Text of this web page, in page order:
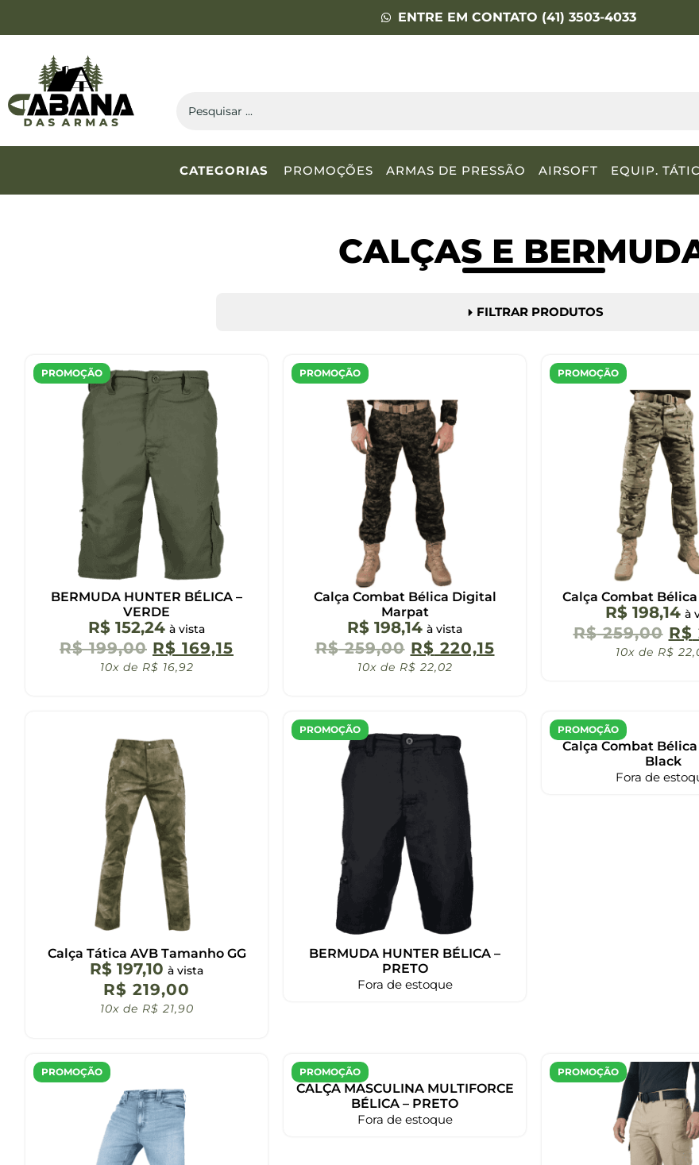
ENTRE EM CONTATO (41) 3503-4033
CATEGORIAS PROMOÇÕES ARMAS DE PRESSÃO AIRSOFT EQUIP.
CALÇAS E
FILTRAR PRODUTOS
PROMOÇÃO
BERMUDA HUNTER BÉLICA –
VERDE
R$ 152,24 à vista
R$199,00 R$ 169,15
10x de R$ 16,92
PROMOÇÃO
Calça Combat Bélica Digital
Marpat
R$ 198,14 à vista
R$259,00 R$ 220,15
10x de R$ 22,02
PROMOÇÃO
Calça Combat
R$ 198,14 à
R$259,00 R$
10x de R$
Calça Tática AVB Tamanho GG
R$ 197,10 à vista
R$ 219,00
10x de R$ 21,90
PROMOÇÃO
BERMUDA HUNTER BÉLICA –
PRETO
Fora de estoque
PROMOÇÃO
Calça Combat
Black
Fora de
PROMOÇÃO PROMOÇÃO
CALÇA MASCULINA MULTIFORCE
BÉLICA – PRETO
Fora de estoque
PROMOÇÃO